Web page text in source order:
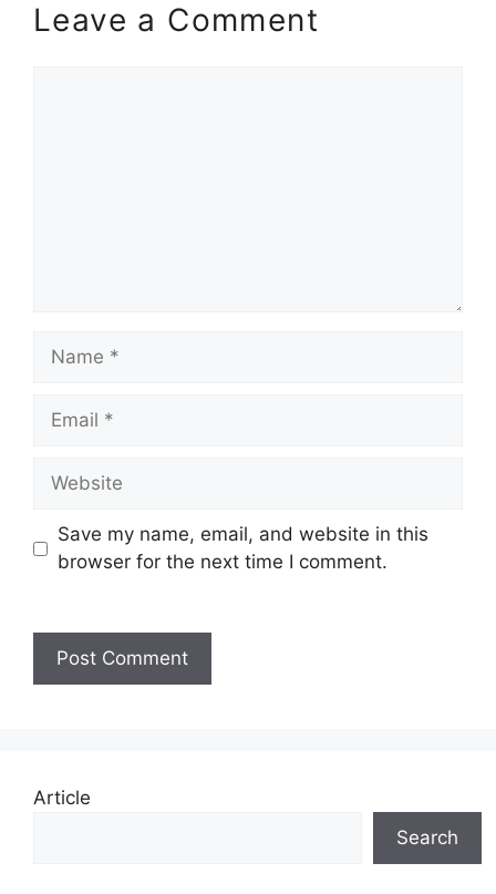
Leave a Comment
Name
Email
Website
Save my name, email, and website in this
browser for the next time I comment.
Article
Search